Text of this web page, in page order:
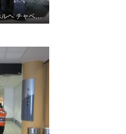
スマックVIPラウンジ (ホルヘ チャベス国際空港)